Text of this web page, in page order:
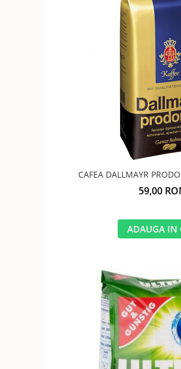
CAFEA DALLMAYR
59,00
ADAUGA IN